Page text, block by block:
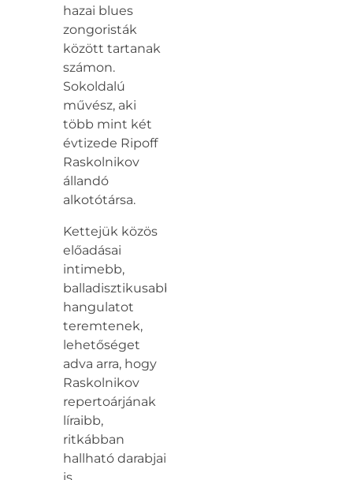
hazai blues
zongoristák
között tartanak
számon.
Sokoldalú
művész, aki
több mint két
évtizede Ripoff
Raskolnikov
állandó
alkotótársa.
Kettejük közös
előadásai
intimebb,
balladisztikusabb
hangulatot
teremtenek,
lehetőséget
adva arra, hogy
Raskolnikov
repertoárjának
líraibb,
ritkábban
hallható darabjai
is